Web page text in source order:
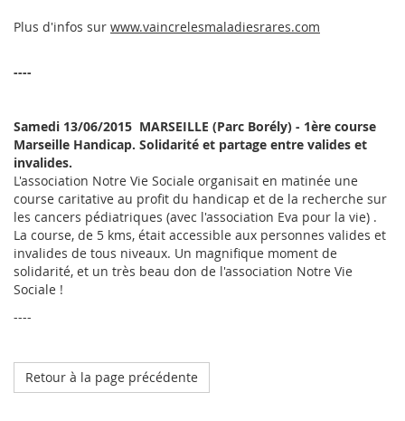
Plus d'infos sur www.vaincrelesmaladiesrares.com
----
Samedi 13/06/2015  MARSEILLE (Parc Borély) - 1ère course
Marseille Handicap. Solidarité et partage entre valides et
invalides.
L'association Notre Vie Sociale organisait en matinée une
course caritative au profit du handicap et de la recherche sur
les cancers pédiatriques (avec l'association Eva pour la vie) .
La course, de 5 kms, était accessible aux personnes valides et
invalides de tous niveaux. Un magnifique moment de
solidarité, et un très beau don de l'association Notre Vie
Sociale !
----
Retour à la page précédente